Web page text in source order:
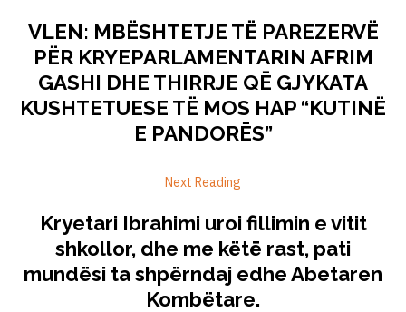
VLEN: MBËSHTETJE TË PAREZERVË
PËR KRYEPARLAMENTARIN AFRIM
GASHI DHE THIRRJE QË GJYKATA
KUSHTETUESE TË MOS HAP “KUTINË
E PANDORËS”
Next Reading
Kryetari Ibrahimi uroi fillimin e vitit
shkollor, dhe me këtë rast, pati
mundësi ta shpërndaj edhe Abetaren
Kombëtare.